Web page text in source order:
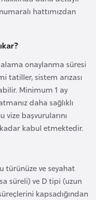
hattımızdan
onaylanma süresi
tatiller, sistem arızası
Minimum 1 ay
daha sağlıklı
vize başvurularını
kabul etmektedir.
türünüze ve seyahat
süreli) ve D tipi (uzun
kapsadığından